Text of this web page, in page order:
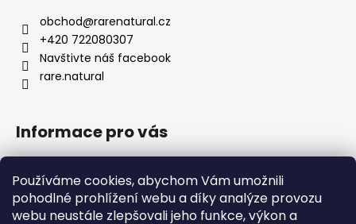
Používáme cookies, abychom Vám umožnili
pohodlné prohlížení webu a díky analýze provozu
webu neustále zlepšovali jeho funkce, výkon a
obchod@rarenatural.cz
+420 722080307
Navštivte náš facebook
rare.natural
Informace pro vás
Podmínky ochrany osobních údajů
Formulář pro odstoupení od smlouvy
Kontakty